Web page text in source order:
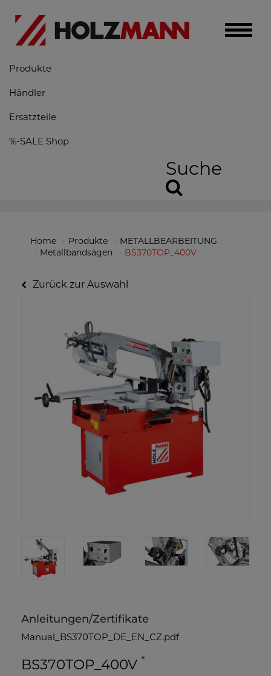
Toggle
Produkte
Händler
Ersatzteile
%-SALE Shop
Suche
Home Produkte
METALLBEARBEITUNG
Metallbandsägen
BS370TOP_400V
Zurück zur Auswahl
Anleitungen/Zertifikate
Manual_BS370TOP_DE_EN_CZ.pdf
BS370TOP_400V *